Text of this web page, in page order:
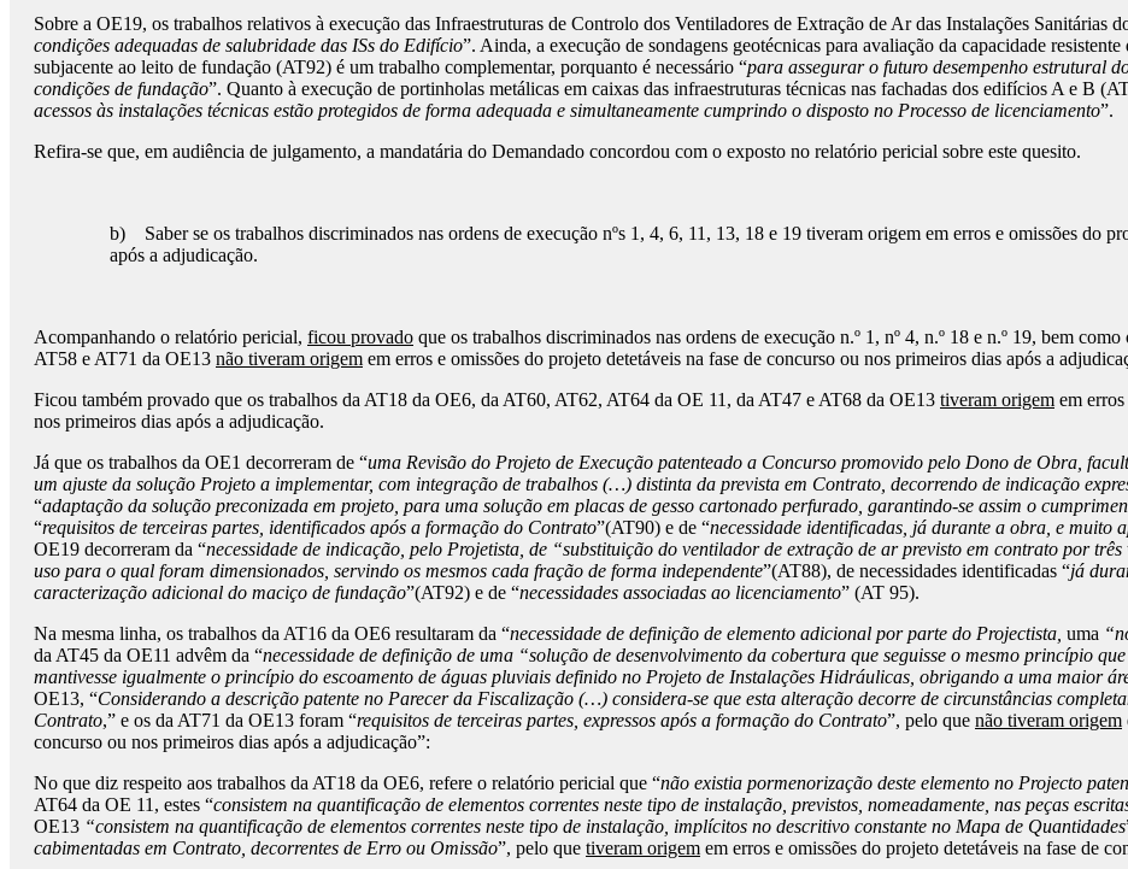
Sobre a OE19, os trabalhos relativos à execução das Infraestruturas de Controlo dos Ventiladores de Extração de Ar das Instalações Sanitárias
condições adequadas de salubridade das ISs do Edifício”. Ainda, a execução de sondagens geotécnicas para avaliação da capacidade
subjacente ao leito de fundação (AT92) é um trabalho complementar, porquanto é necessário “para assegurar o futuro desempenho estrutural
condições de fundação”. Quanto à execução de portinholas metálicas em caixas das infraestruturas técnicas nas fachadas dos edifícios A e B
acessos às instalações técnicas estão protegidos de forma adequada e simultaneamente cumprindo o disposto no Processo de licenciamento”.
Refira-se que, em audiência de julgamento, a mandatária do Demandado concordou com o exposto no relatório pericial sobre este quesito.
b) Saber se os trabalhos discriminados nas ordens de execução nºs 1, 4, 6, 11, 13, 18 e 19 tiveram origem em erros e omissões do
após a adjudicação.
Acompanhando o relatório pericial, ficou provado que os trabalhos discriminados nas ordens de execução n.º 1, nº 4, n.º 18 e n.º 19, bem
AT58 e AT71 da OE13 não tiveram origem em erros e omissões do projeto detetáveis na fase de concurso ou nos primeiros dias após a
Ficou também provado que os trabalhos da AT18 da OE6, da AT60, AT62, AT64 da OE 11, da AT47 e AT68 da OE13 tiveram origem em
nos primeiros dias após a adjudicação.
Já que os trabalhos da OE1 decorreram de “uma Revisão do Projeto de Execução patenteado a Concurso promovido pelo Dono de Obra,
um ajuste da solução Projeto a implementar, com integração de trabalhos (…) distinta da prevista em Contrato, decorrendo de indicação
“adaptação da solução preconizada em projeto, para uma solução em placas de gesso cartonado perfurado, garantindo-se assim o
“requisitos de terceiras partes, identificados após a formação do Contrato”(AT90) e de “necessidade identificadas, já durante a obra, e muito
OE19 decorreram da “necessidade de indicação, pelo Projetista, de “substituição do ventilador de extração de ar previsto em contrato por
uso para o qual foram dimensionados, servindo os mesmos cada fração de forma independente”(AT88), de necessidades identificadas “já
caracterização adicional do maciço de fundação”(AT92) e de “necessidades associadas ao licenciamento” (AT 95).
Na mesma linha, os trabalhos da AT16 da OE6 resultaram da “necessidade de definição de elemento adicional por parte do Projectista, uma
da AT45 da OE11 advêm da “necessidade de definição de uma “solução de desenvolvimento da cobertura que seguisse o mesmo princípio
mantivesse igualmente o princípio do escoamento de águas pluviais definido no Projeto de Instalações Hidráulicas, obrigando a uma maior
OE13, “Considerando a descrição patente no Parecer da Fiscalização (…) considera-se que esta alteração decorre de circunstâncias
Contrato,” e os da AT71 da OE13 foram “requisitos de terceiras partes, expressos após a formação do Contrato”, pelo que não tiveram origem
concurso ou nos primeiros dias após a adjudicação”:
No que diz respeito aos trabalhos da AT18 da OE6, refere o relatório pericial que “não existia pormenorização deste elemento no Projecto
AT64 da OE 11, estes “consistem na quantificação de elementos correntes neste tipo de instalação, previstos, nomeadamente, nas peças
OE13 “consistem na quantificação de elementos correntes neste tipo de instalação, implícitos no descritivo constante no Mapa de Quantidades
cabimentadas em Contrato, decorrentes de Erro ou Omissão”, pelo que tiveram origem em erros e omissões do projeto detetáveis na fase de